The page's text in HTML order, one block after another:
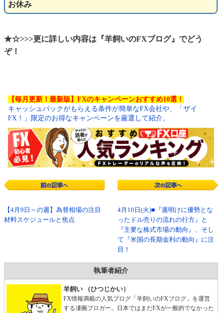
お休み
★☆>>>更に詳しい内容は『羊飼いのFXブログ』でどう
ぞ！
【毎月更新！最新版】FXのキャンペーンおすすめ10選！
キャッシュバックがもらえる条件が簡単なFX会社や、「ザイ
FX！」限定のお得なキャンペーンを厳選して紹介。
【4月9日～の週】為替相場の注目
材料スケジュールと焦点
4月10日(火)■『週明けに優勢とな
ったドル売りの流れの行方』と
『主要な株式市場の動向』、そし
て『米国の長期金利の動向』に注
目！
執筆者紹介
羊飼い （ひつじかい）
FX情報満載の人気ブログ「羊飼いのFXブログ」を運営
する凄腕ブロガー。日本ではまだFXが一般的でなかった